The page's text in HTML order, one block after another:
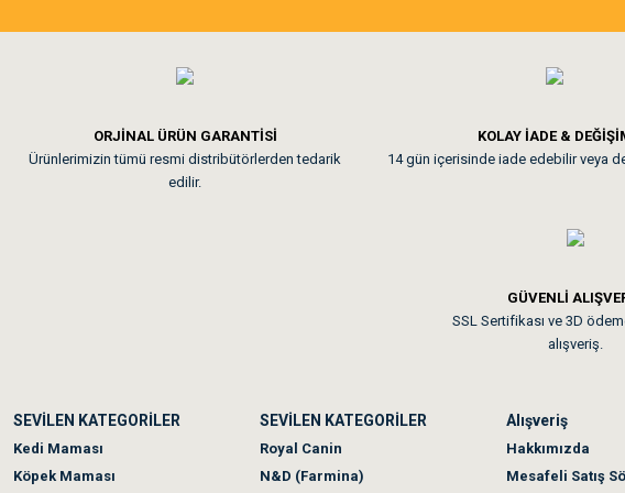
Tavşanım kafesinin kalitesine ve
Kedilerim beğeniyorlar. Memnunuz. Uygun
Akşam verdiğim sipariş bir sonraki gün elime
ORJİNAL ÜRÜN GARANTİSİ
Ürünlerimizin tümü resmi distribütörlerden tedarik
edilir.
KOLAY İADE &
14 gün içerisinde iade edebilir veya
GÜVENLİ
SSL Sertifikası ve 3D
alışveriş.
SEVİLEN KATEGORİLER
Kedi Maması
Köpek Maması
SEVİLEN KATEGORİLER
Royal Canin
N&D (Farmina)
Alışveriş
Hakkımızda
Mesafeli Satış